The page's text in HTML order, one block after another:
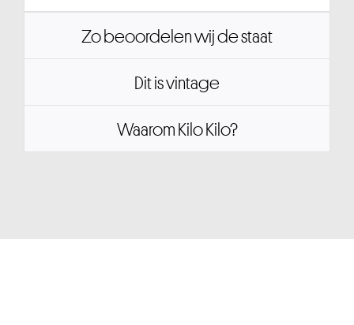
Zo beoordelen wij de staat
Dit is vintage
Waarom Kilo Kilo?